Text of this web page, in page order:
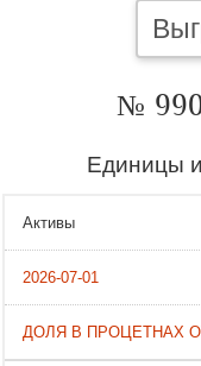
№
Единицы
Активы